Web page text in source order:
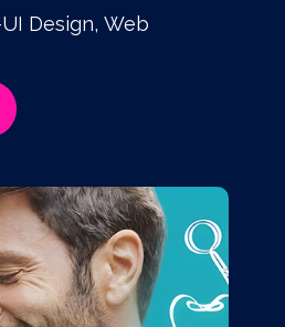
Design, Web